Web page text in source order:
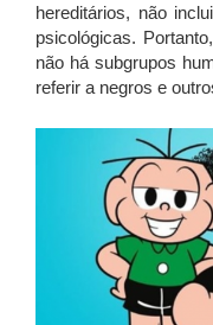
hereditários, não
psicológicas.
não há subgrupos
referir a negros e